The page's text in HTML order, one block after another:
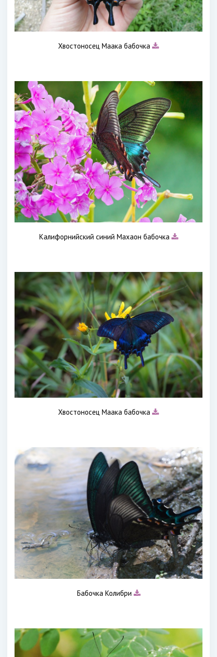
Хвостоносец Маака бабочка
Калифорнийский синий Махаон бабочка
Хвостоносец Маака бабочка
Бабочка Колибри